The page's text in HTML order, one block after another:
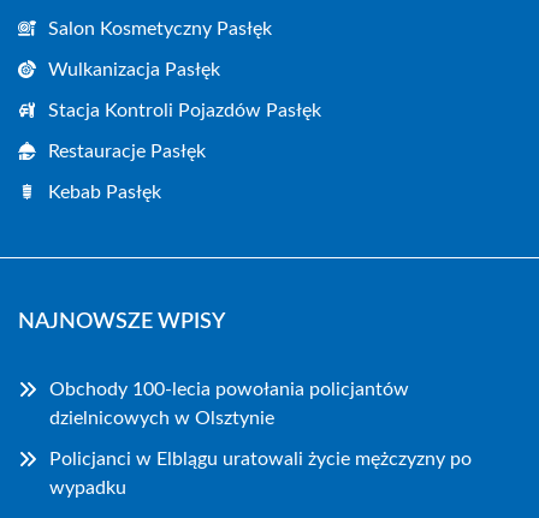
Salon Kosmetyczny Pasłęk
Wulkanizacja Pasłęk
Stacja Kontroli Pojazdów Pasłęk
Restauracje Pasłęk
Kebab Pasłęk
NAJNOWSZE WPISY
Obchody 100-lecia powołania policjantów
dzielnicowych w Olsztynie
Policjanci w Elblągu uratowali życie mężczyzny po
wypadku